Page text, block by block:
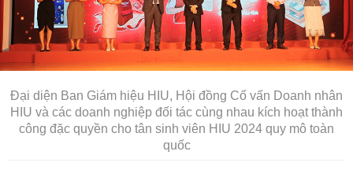
Đại diện Ban Giám hiệu HIU, Hội đồng Cố vấn Doanh nhân
HIU và các doanh nghiệp đối tác cùng nhau kích hoạt thành
công đặc quyền cho tân sinh viên HIU 2024 quy mô toàn
quốc